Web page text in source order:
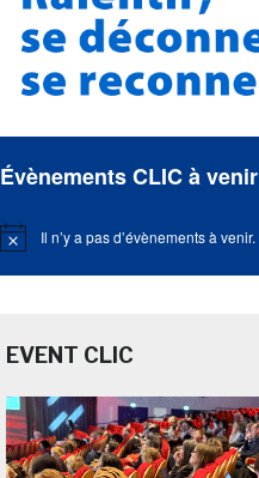
Évènements CLIC à venir
Notice Il n’y a pas d’évènements à venir.
EVENT CLIC